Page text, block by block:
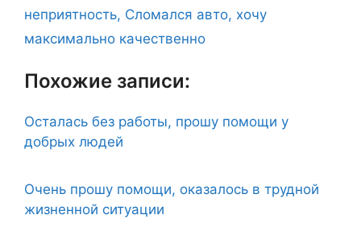
неприятность, Сломался авто, хочу
максимально качественно
Похожие записи:
Осталась без работы, прошу помощи у
добрых людей
Очень прошу помощи, оказалось в трудной
жизненной ситуации